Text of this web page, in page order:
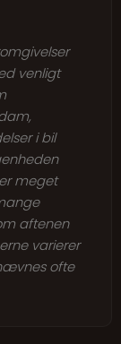
venligt
i bil
meget
aftenen
varierer
ofte